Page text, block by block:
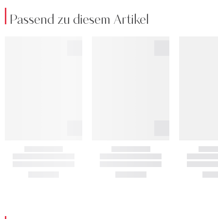
Passend zu diesem Artikel